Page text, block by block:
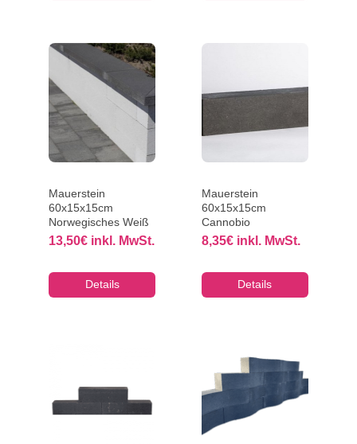
Mauerstein
60x15x15cm
Norwegisches Weiß
13,50€ inkl. MwSt.
Details
Mauerstein
60x15x15cm
Cannobio
8,35€ inkl. MwSt.
Details